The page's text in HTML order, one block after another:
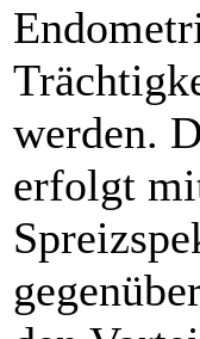
werden.
erfolgt